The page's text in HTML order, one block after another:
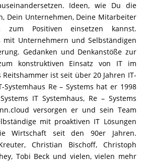
Ideen, wie Du die
Dein Unternehmen, Deine Mitarbeiter
zum Positiven einsetzen kannst.
mit Unternehmern und Selbständigen
Gedanken und Denkanstöße zur
konstruktiven Einsatz von IT im
ist seit über 20 Jahren IT-
Re – Systems hat er 1998
IT Systemhaus, Re – Systems
versorgen er und sein Team
mit proaktiven IT Lösungen
Wirtschaft seit den 90er Jahren.
Christian Bischoff, Christoph
Tobi Beck und vielen, vielen mehr